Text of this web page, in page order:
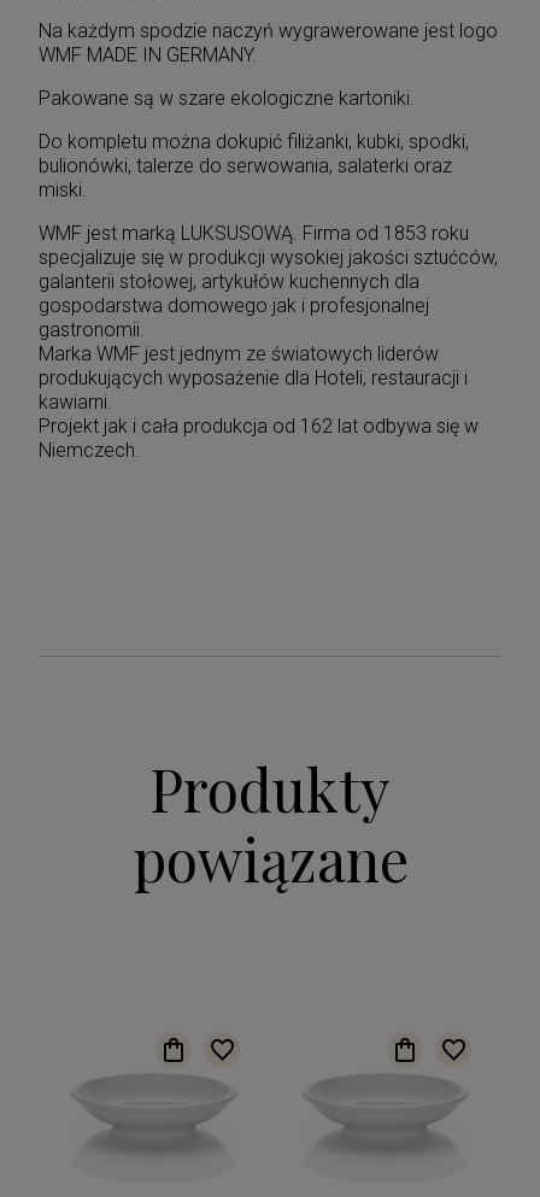
Na każdym spodzie naczyń wygrawerowane jest logo
WMF MADE IN GERMANY.
Pakowane są w szare ekologiczne kartoniki.
Do kompletu można dokupić filiżanki, kubki, spodki,
bulionówki, talerze do serwowania, salaterki oraz
miski.
WMF jest marką LUKSUSOWĄ. Firma od 1853 roku
specjalizuje się w produkcji wysokiej jakości sztućców,
galanterii stołowej, artykułów kuchennych dla
gospodarstwa domowego jak i profesjonalnej
gastronomii.
Marka WMF jest jednym ze światowych liderów
produkujących wyposażenie dla Hoteli, restauracji i
kawiarni.
Projekt jak i cała produkcja od 162 lat odbywa się w
Niemczech.
Produkty
powiązane